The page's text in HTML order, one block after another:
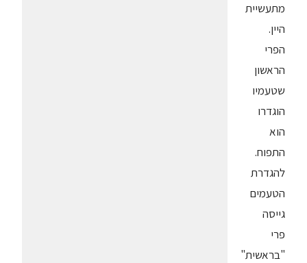
מתעשיית
היין.
הפרי
הראשון
שטעמיו
הוגדרו
הוא
התפוח.
להגדרת
הטעמים
גייסה
פרי
"בראשית"